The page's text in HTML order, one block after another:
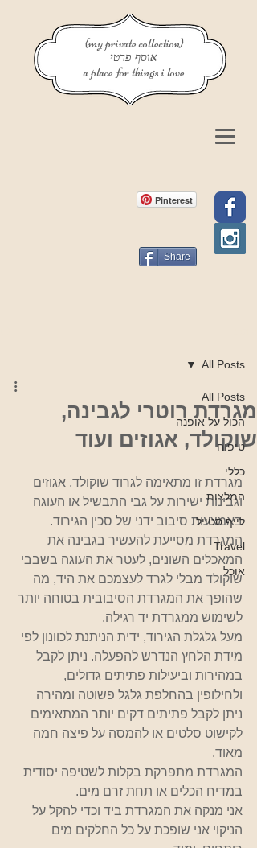
{my private collection}
אוסף פרטי
a place for things i love
Pinterest
Share
All Posts
הכול על אופנה
טיפוח
כללי
המלצות
לייף סטייל
Travel
אוכל
All Posts
מגרדת רוטרי לגבינה,
שוקולד, אגוזים ועוד
מגרדת זו מתאימה לגרוד שוקולד, אגוזים
וגבינות ישירות על גבי התבשיל או העוגה
באמצעות סיבוב ידני של סכין הגירוד.
המגרדת מסייעת להעשיר בגבינה את
המאכלים השונים, לעטר את העוגה בשבבי
שוקולד מבלי לגרד לעצמכם את היד, מה
שהופך את המגרדת הסיבובית בטוחה יותר
לשימוש ממגרדת יד רגילה.
מעל גלגלת הגירוד, ידית הניתנת לכוונון לפי
מידת הלחץ הנדרש להפעלה. ניתן לקבל
במהירות וביעילות פתיתים גדולים,
ולחילופין בהחלפת גלגל פשוטה ומהירה
ניתן לקבל פתיתים דקים יותר המתאימים
לקישוט סלטים או להמסה על פיצה חמה
מאוד.
המגרדת מתפרקת בקלות לשטיפה יסודית
במדיח הכלים או תחת זרם מים.
אני מנקה את המגרדת ביד וכדי להקל על
הניקוי אני שופכת על כל החלקים מים